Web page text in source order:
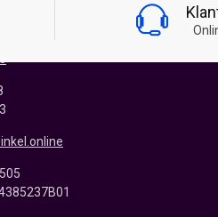
12 - 0.11
Volg